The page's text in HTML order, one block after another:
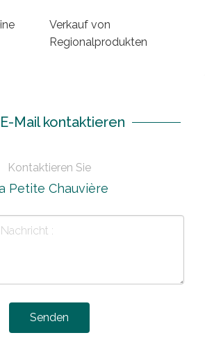
Verkauf von
Regionalprodukten
Mail kontaktieren
Kontaktieren Sie
Petite Chauvière
Senden